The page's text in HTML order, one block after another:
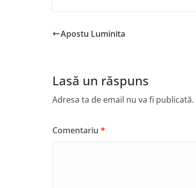
Apostu Luminita
Lasă un răspuns
Adresa ta de email nu va fi publicată.
Comentariu *